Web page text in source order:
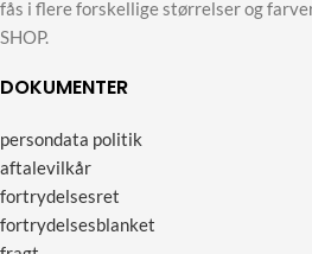
fås i flere forskellige størrelser og
SHOP.
DOKUMENTER
persondata politik
aftalevilkår
fortrydelsesret
fortrydelsesblanket